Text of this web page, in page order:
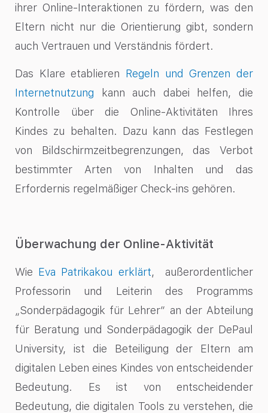
ihrer Online-Interaktionen zu fördern, was den
Eltern nicht nur die Orientierung gibt, sondern
auch Vertrauen und Verständnis fördert.
Das Klare etablieren Regeln und Grenzen der
Internetnutzung
kann auch dabei helfen, die
Kontrolle über die Online-Aktivitäten Ihres
Kindes zu behalten. Dazu kann das Festlegen
von Bildschirmzeitbegrenzungen, das Verbot
bestimmter Arten von Inhalten und das
Erfordernis regelmäßiger Check-ins gehören.
Überwachung der Online-Aktivität
Wie Eva Patrikakou erklärt, außerordentlicher
Professorin und Leiterin des Programms
„Sonderpädagogik für Lehrer“ an der Abteilung
für Beratung und Sonderpädagogik der DePaul
University, ist die Beteiligung der Eltern am
digitalen Leben eines Kindes von entscheidender
Bedeutung. Es ist von entscheidender
Bedeutung, die digitalen Tools zu verstehen, die